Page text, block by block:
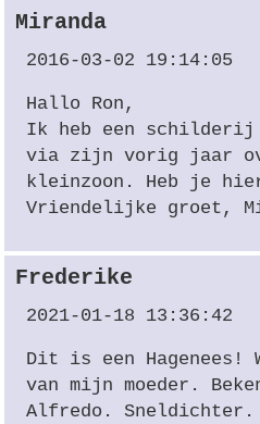
Miranda
2016-03-02 19:14:05
Hallo Ron,
Ik heb een
via zijn vorig jaar
kleinzoon. Heb je
Vriendelijke groet,
Frederike
2021-01-18 13:36:42
Dit is een Hagenees!
van mijn moeder.
Alfredo. Sneldichter.